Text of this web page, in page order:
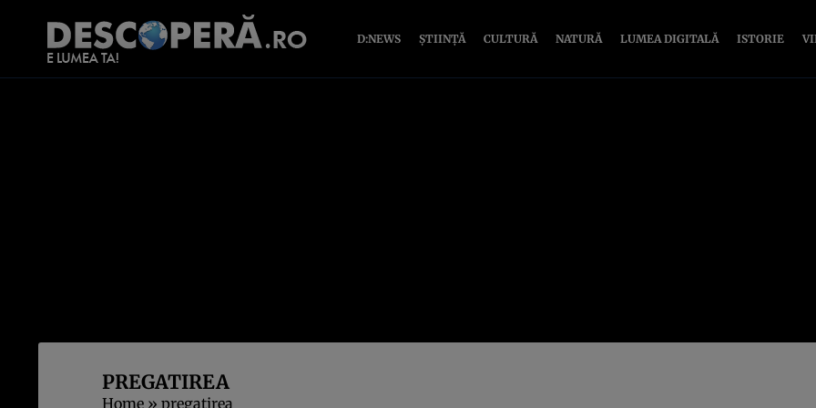
D:NEWS ȘTIINȚĂ CULTURĂ NATURĂ LUMEA DIGITALĂ ISTORIE
PREGATIREA
Home » pregatirea